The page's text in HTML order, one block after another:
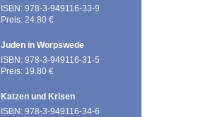
ISBN: 978-3-949116-33-9
Preis: 24.80 €
Juden in Worpswede
ISBN: 978-3-949116-31-5
Preis: 19.80 €
Katzen und Krisen
ISBN: 978-3-949116-34-6